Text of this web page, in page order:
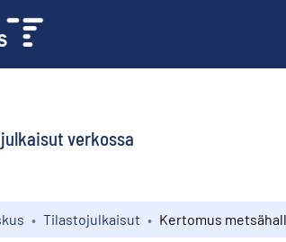
verkossa
Tilastojulkaisut